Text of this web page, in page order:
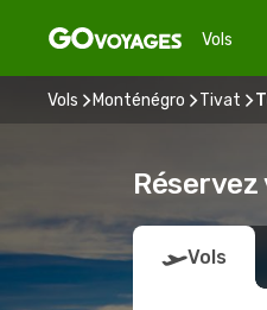
Vols
Vols Monténégro Tivat
Vols